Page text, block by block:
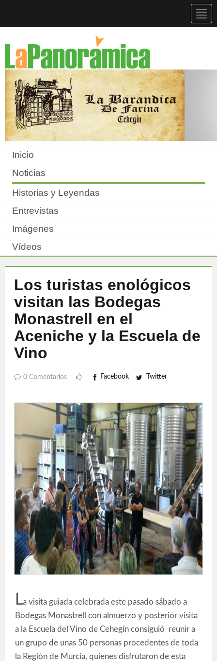
Inicio
Noticias
Historias y Leyendas
Entrevistas
Imágenes
Vídeos
Los turistas enológicos
visitan las Bodegas
Monastrell en el
Aceniche y la Escuela de
Vino
0 Comentarios Facebook Twitter
La visita guiada celebrada este pasado sábado a
Bodegas Monastrell con almuerzo y posterior visita
a la Escuela del Vino de Cehegín consiguió reunir a
un grupo de unas 50 personas procedentes de toda
la Región de Murcia, quienes disfrutaron de esta